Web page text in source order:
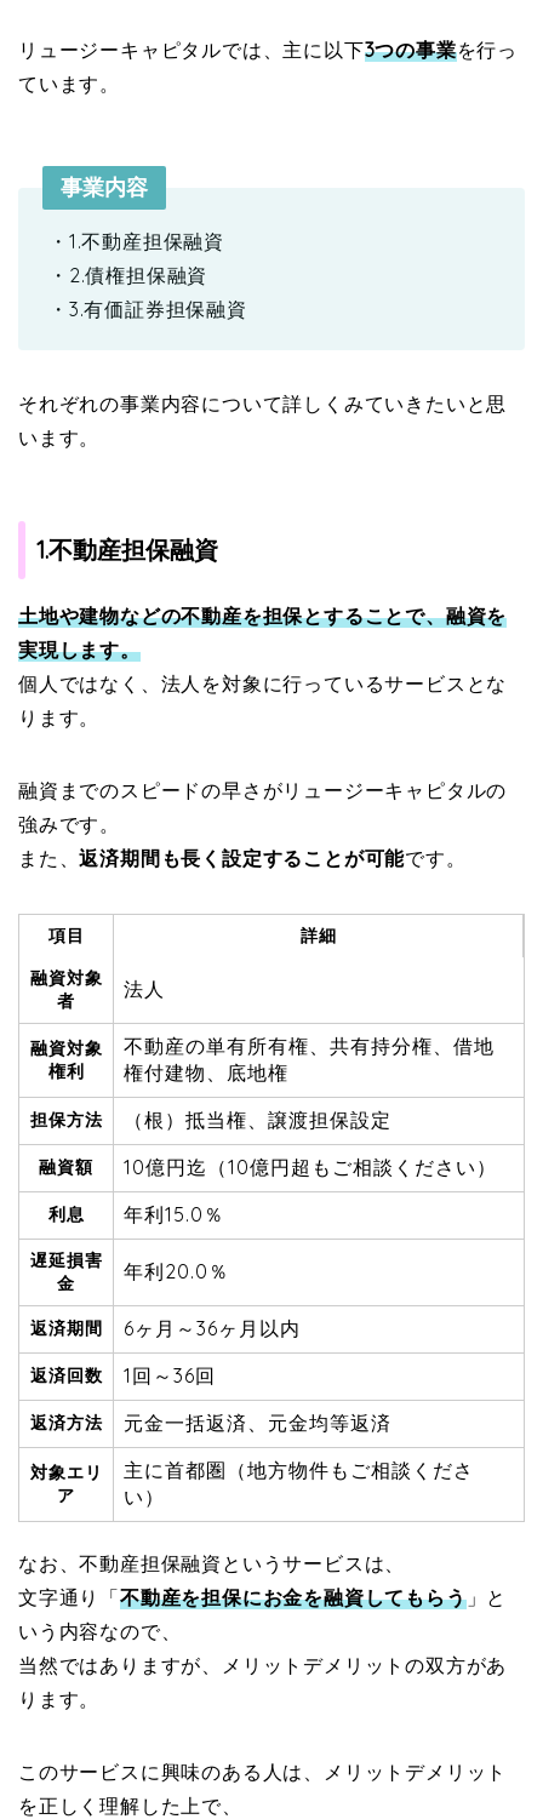
リュージーキャピタルでは、主に以下3つの事業を行っ
ています。
事業内容
・1.不動産担保融資
・2.債権担保融資
・3.有価証券担保融資
それぞれの事業内容について詳しくみていきたいと思
います。
1.不動産担保融資
土地や建物などの不動産を担保とすることで、融資を
実現します。
個人ではなく、法人を対象に行っているサービスとな
ります。
融資までのスピードの早さがリュージーキャピタルの
強みです。
また、返済期間も長く設定することが可能です。
項目
詳細
融資対象
者
法人
融資対象
権利
不動産の単有所有権、共有持分権、借地
権付建物、底地権
担保方法 （根）抵当権、譲渡担保設定
融資額 10億円迄（10億円超もご相談ください）
利息 年利15.0％
遅延損害
金
年利20.0％
返済期間 6ヶ月～36ヶ月以内
返済回数 1回～36回
返済方法 元金一括返済、元金均等返済
対象エリ
ア
主に首都圏（地方物件もご相談くださ
い）
なお、不動産担保融資というサービスは、
文字通り「不動産を担保にお金を融資してもらう」と
いう内容なので、
当然ではありますが、メリットデメリットの双方があ
ります。
このサービスに興味のある人は、メリットデメリット
を正しく理解した上で、